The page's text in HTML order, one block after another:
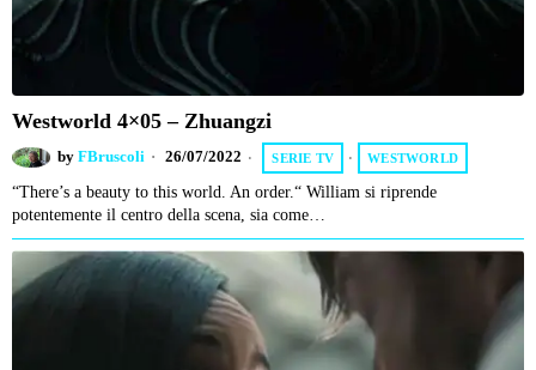
Westworld 4×05 – Zhuangzi
by FBruscoli 26/07/2022 SERIE TV · WESTWORLD
“There’s a beauty to this world. An order.“ William si riprende
potentemente il centro della scena, sia come…